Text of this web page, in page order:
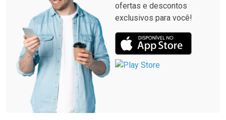
ofertas e descontos
exclusivos para você!